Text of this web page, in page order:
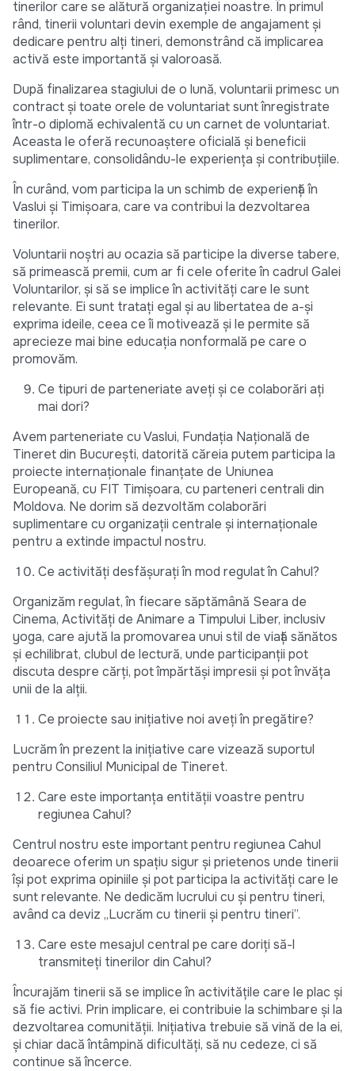
tinerilor care se alătură organizației noastre. În primul
rând, tinerii voluntari devin exemple de angajament și
dedicare pentru alți tineri, demonstrând că implicarea
activă este importantă și valoroasă.
După finalizarea stagiului de o lună, voluntarii primesc un
contract și toate orele de voluntariat sunt înregistrate
într-o diplomă echivalentă cu un carnet de voluntariat.
Aceasta le oferă recunoaștere oficială și beneficii
suplimentare, consolidându-le experiența și contribuțiile.
În curând, vom participa la un schimb de experiență în
Vaslui și Timișoara, care va contribui la dezvoltarea
tinerilor.
Voluntarii noștri au ocazia să participe la diverse tabere,
să primească premii, cum ar fi cele oferite în cadrul Galei
Voluntarilor, și să se implice în activități care le sunt
relevante. Ei sunt tratați egal și au libertatea de a-și
exprima ideile, ceea ce îi motivează și le permite să
aprecieze mai bine educația nonformală pe care o
promovăm.
Ce tipuri de parteneriate aveți și ce colaborări ați
mai dori?
Avem parteneriate cu Vaslui, Fundația Națională de
Tineret din București, datorită căreia putem participa la
proiecte internaționale finanțate de Uniunea
Europeană, cu FIT Timișoara, cu parteneri centrali din
Moldova. Ne dorim să dezvoltăm colaborări
suplimentare cu organizații centrale și internaționale
pentru a extinde impactul nostru.
Ce activități desfășurați în mod regulat în Cahul?
Organizăm regulat, în fiecare săptămână Seara de
Cinema, Activități de Animare a Timpului Liber, inclusiv
yoga, care ajută la promovarea unui stil de viață sănătos
și echilibrat, clubul de lectură, unde participanții pot
discuta despre cărți, pot împărtăși impresii și pot învăța
unii de la alții.
Ce proiecte sau inițiative noi aveți în pregătire?
Lucrăm în prezent la inițiative care vizează suportul
pentru Consiliul Municipal de Tineret.
Care este importanța entității voastre pentru
regiunea Cahul?
Centrul nostru este important pentru regiunea Cahul
deoarece oferim un spațiu sigur și prietenos unde tinerii
își pot exprima opiniile și pot participa la activități care le
sunt relevante. Ne dedicăm lucrului cu și pentru tineri,
având ca deviz „Lucrăm cu tinerii și pentru tineri”.
Care este mesajul central pe care doriți să-l
transmiteți tinerilor din Cahul?
Încurajăm tinerii să se implice în activitățile care le plac și
să fie activi. Prin implicare, ei contribuie la schimbare și la
dezvoltarea comunității. Inițiativa trebuie să vină de la ei,
și chiar dacă întâmpină dificultăți, să nu cedeze, ci să
continue să încerce.